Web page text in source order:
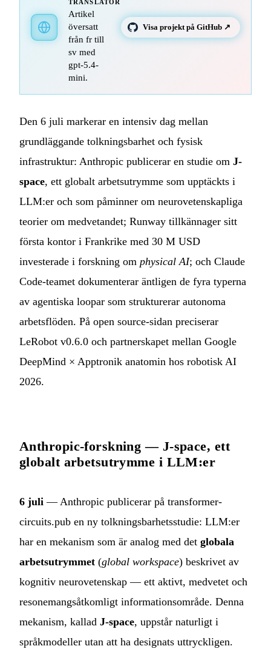
TRANSLATOR
Artikel
översatt
från fr till
sv med
gpt-5.4-
mini.
Visa projekt på GitHub ↗
Den 6 juli markerar en intensiv dag mellan
grundläggande tolkningsbarhet och fysisk
infrastruktur: Anthropic publicerar en studie om J-
space, ett globalt arbetsutrymme som upptäckts i
LLM:er och som påminner om neurovetenskapliga
teorier om medvetandet; Runway tillkännager sitt
första kontor i Frankrike med 30 M USD
investerade i forskning om physical AI; och Claude
Code-teamet dokumenterar äntligen de fyra typerna
av agentiska loopar som strukturerar autonoma
arbetsflöden. På open source-sidan preciserar
LeRobot v0.6.0 och partnerskapet mellan Google
DeepMind × Apptronik anatomin hos robotisk AI
2026.
Anthropic-forskning — J-space, ett
globalt arbetsutrymme i LLM:er
6 juli — Anthropic publicerar på transformer-
circuits.pub en ny tolkningsbarhetsstudie: LLM:er
har en mekanism som är analog med det globala
arbetsutrymmet (global workspace) beskrivet av
kognitiv neurovetenskap — ett aktivt, medvetet och
resonemangsåtkomligt informationsområde. Denna
mekanism, kallad J-space, uppstår naturligt i
språkmodeller utan att ha designats uttryckligen.